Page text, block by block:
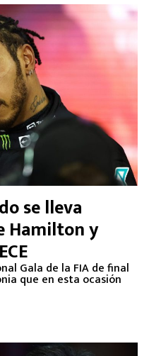
se lleva
Hamilton y
Gala de la FIA de final
que en esta ocasión